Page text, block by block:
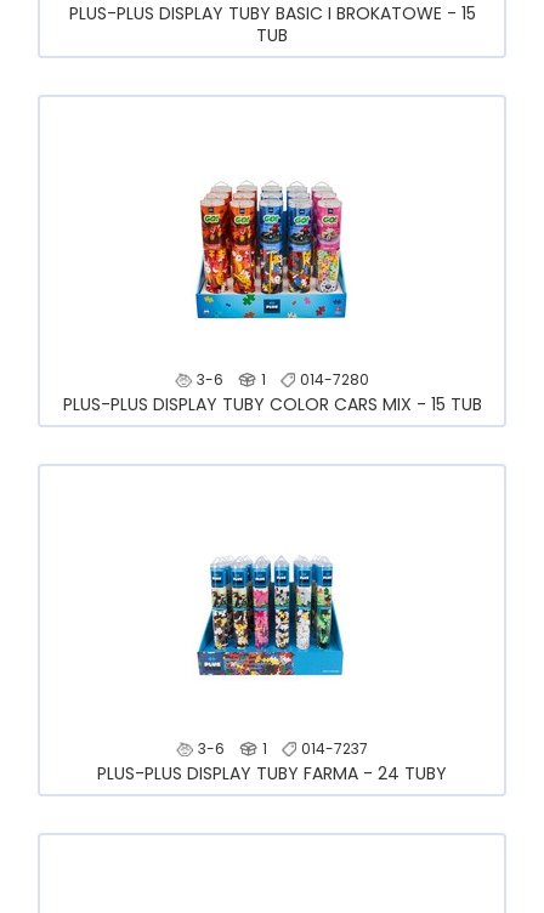
PLUS-PLUS DISPLAY TUBY BASIC I BROKATOWE - 15
TUB
3-6 1 014-7280
PLUS-PLUS DISPLAY TUBY COLOR CARS MIX - 15 TUB
3-6 1 014-7237
PLUS-PLUS DISPLAY TUBY FARMA - 24 TUBY